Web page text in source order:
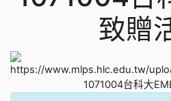
致贈